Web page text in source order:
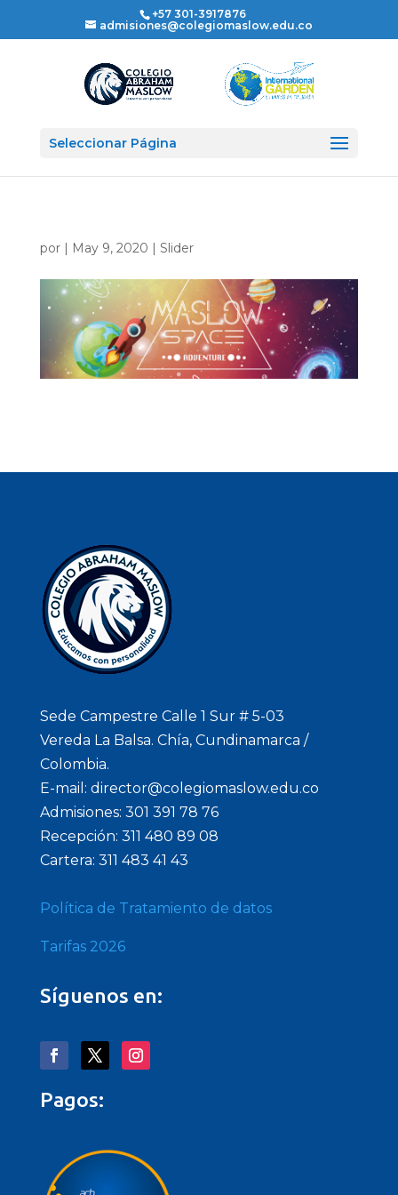
+57 301-3917876
admisiones@colegiomaslow.edu.co
Seleccionar Página
por | May 9, 2020 | Slider
Sede Campestre Calle 1 Sur # 5-03
Vereda La Balsa. Chía, Cundinamarca /
Colombia.
E-mail: director@colegiomaslow.edu.co
Admisiones: 301 391 78 76
Recepción: 311 480 89 08
Cartera: 311 483 41 43
Política de Tratamiento de datos
Tarifas 2026
Síguenos en:
Pagos: